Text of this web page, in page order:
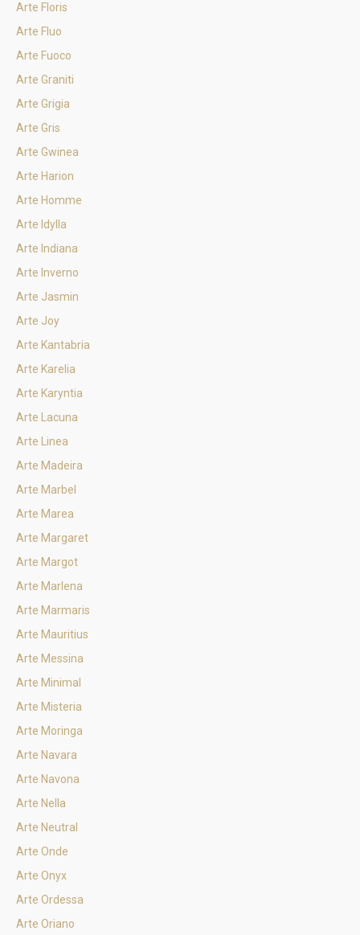
Arte Floris
Arte Fluo
Arte Fuoco
Arte Graniti
Arte Grigia
Arte Gris
Arte Gwinea
Arte Harion
Arte Homme
Arte Idylla
Arte Indiana
Arte Inverno
Arte Jasmin
Arte Joy
Arte Kantabria
Arte Karelia
Arte Karyntia
Arte Lacuna
Arte Linea
Arte Madeira
Arte Marbel
Arte Marea
Arte Margaret
Arte Margot
Arte Marlena
Arte Marmaris
Arte Mauritius
Arte Messina
Arte Minimal
Arte Misteria
Arte Moringa
Arte Navara
Arte Navona
Arte Nella
Arte Neutral
Arte Onde
Arte Onyx
Arte Ordessa
Arte Oriano